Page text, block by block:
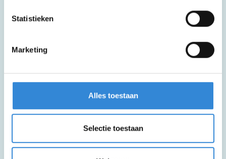
Statistieken
Marketing
Alles toestaan
Selectie toestaan
Deze activiteit is rolstoel toegankelijk.
Deze activiteit is inclusief een kopje
koffie of thee.
Deze activiteit biedt alleen toezicht (20
deelnemers per toezichthouder).